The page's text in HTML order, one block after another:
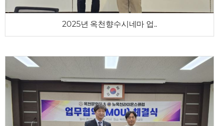
2025년 옥천향수시네마 업..